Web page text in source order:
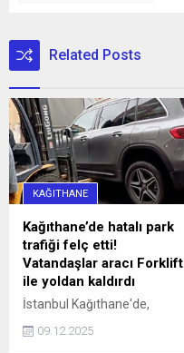
Related Posts
KAĞITHANE
Kağıthane’de hatalı park
trafiği felç etti!
Vatandaşlar aracı Forklift
ile yoldan kaldırdı
İstanbul Kağıthane'de,
Sarıgöl Caddesi üzerinde
saat 16.00 sularında 34 SS
09.12.2025